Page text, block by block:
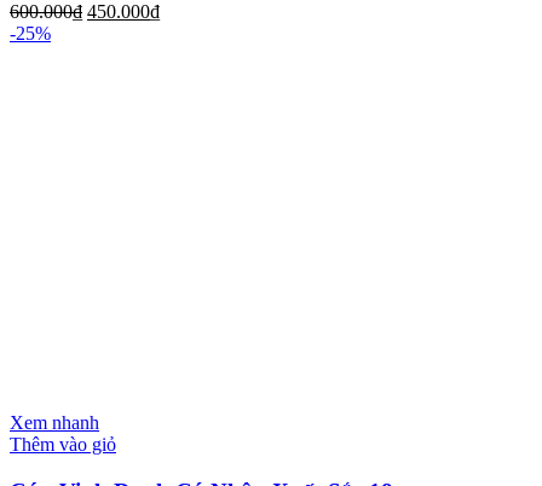
600.000₫ 450.000₫
-25%
Xem nhanh
Thêm vào giỏ